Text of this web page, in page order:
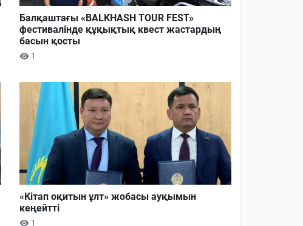
Балқаштағы «BALKHASH TOUR FEST»
фестивалінде құқықтық квест жастардың
басын қосты
1
«Кітап оқитын ұлт» жобасы ауқымын
кеңейтті
1